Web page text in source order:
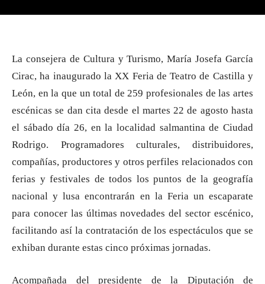
La consejera de Cultura y Turismo, María Josefa García
Cirac, ha inaugurado la XX Feria de Teatro de Castilla y
León, en la que un total de 259 profesionales de las artes
escénicas se dan cita desde el martes 22 de agosto hasta
el sábado día 26, en la localidad salmantina de Ciudad
Rodrigo. Programadores culturales, distribuidores,
compañías, productores y otros perfiles relacionados con
ferias y festivales de todos los puntos de la geografía
nacional y lusa encontrarán en la Feria un escaparate
para conocer las últimas novedades del sector escénico,
facilitando así la contratación de los espectáculos que se
exhiban durante estas cinco próximas jornadas.
Acompañada del presidente de la Diputación de